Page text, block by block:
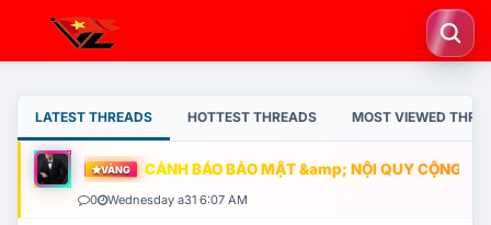
LATEST THREADS HOTTEST THREADS MOST VIEWED
VÀNG CẢNH BÁO BẢO MẬT &amp; NỘI QUY CỘNG
0 Wednesday a31 6:07 AM